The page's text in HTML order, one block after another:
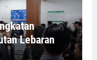
Lebaran